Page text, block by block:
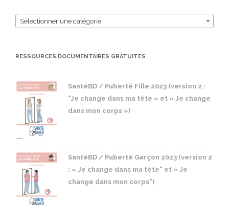
Sélectionner une catégorie
RESSOURCES DOCUMENTAIRES GRATUITES
SantéBD / Puberté Fille 2023 (version 2 :
"Je change dans ma tête » et « Je change
dans mon corps »)
SantéBD / Puberté Garçon 2023 (version 2
: « Je change dans ma tête" et « Je
change dans mon corps")